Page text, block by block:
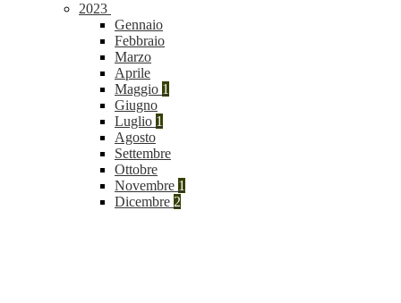
2023
Gennaio
Febbraio
Marzo
Aprile
Maggio 1
Giugno
Luglio 1
Agosto
Settembre
Ottobre
Novembre 1
Dicembre 2